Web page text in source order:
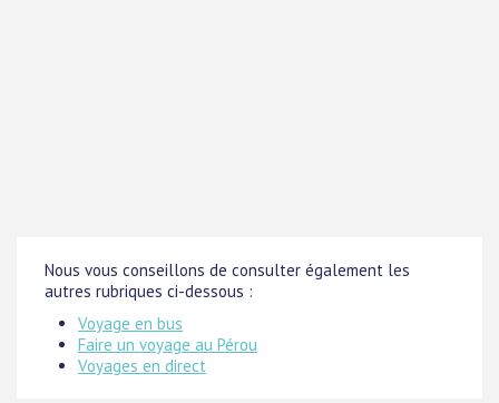
Nous vous conseillons de consulter également les
autres rubriques ci-dessous :
Voyage en bus
Faire un voyage au Pérou
Voyages en direct